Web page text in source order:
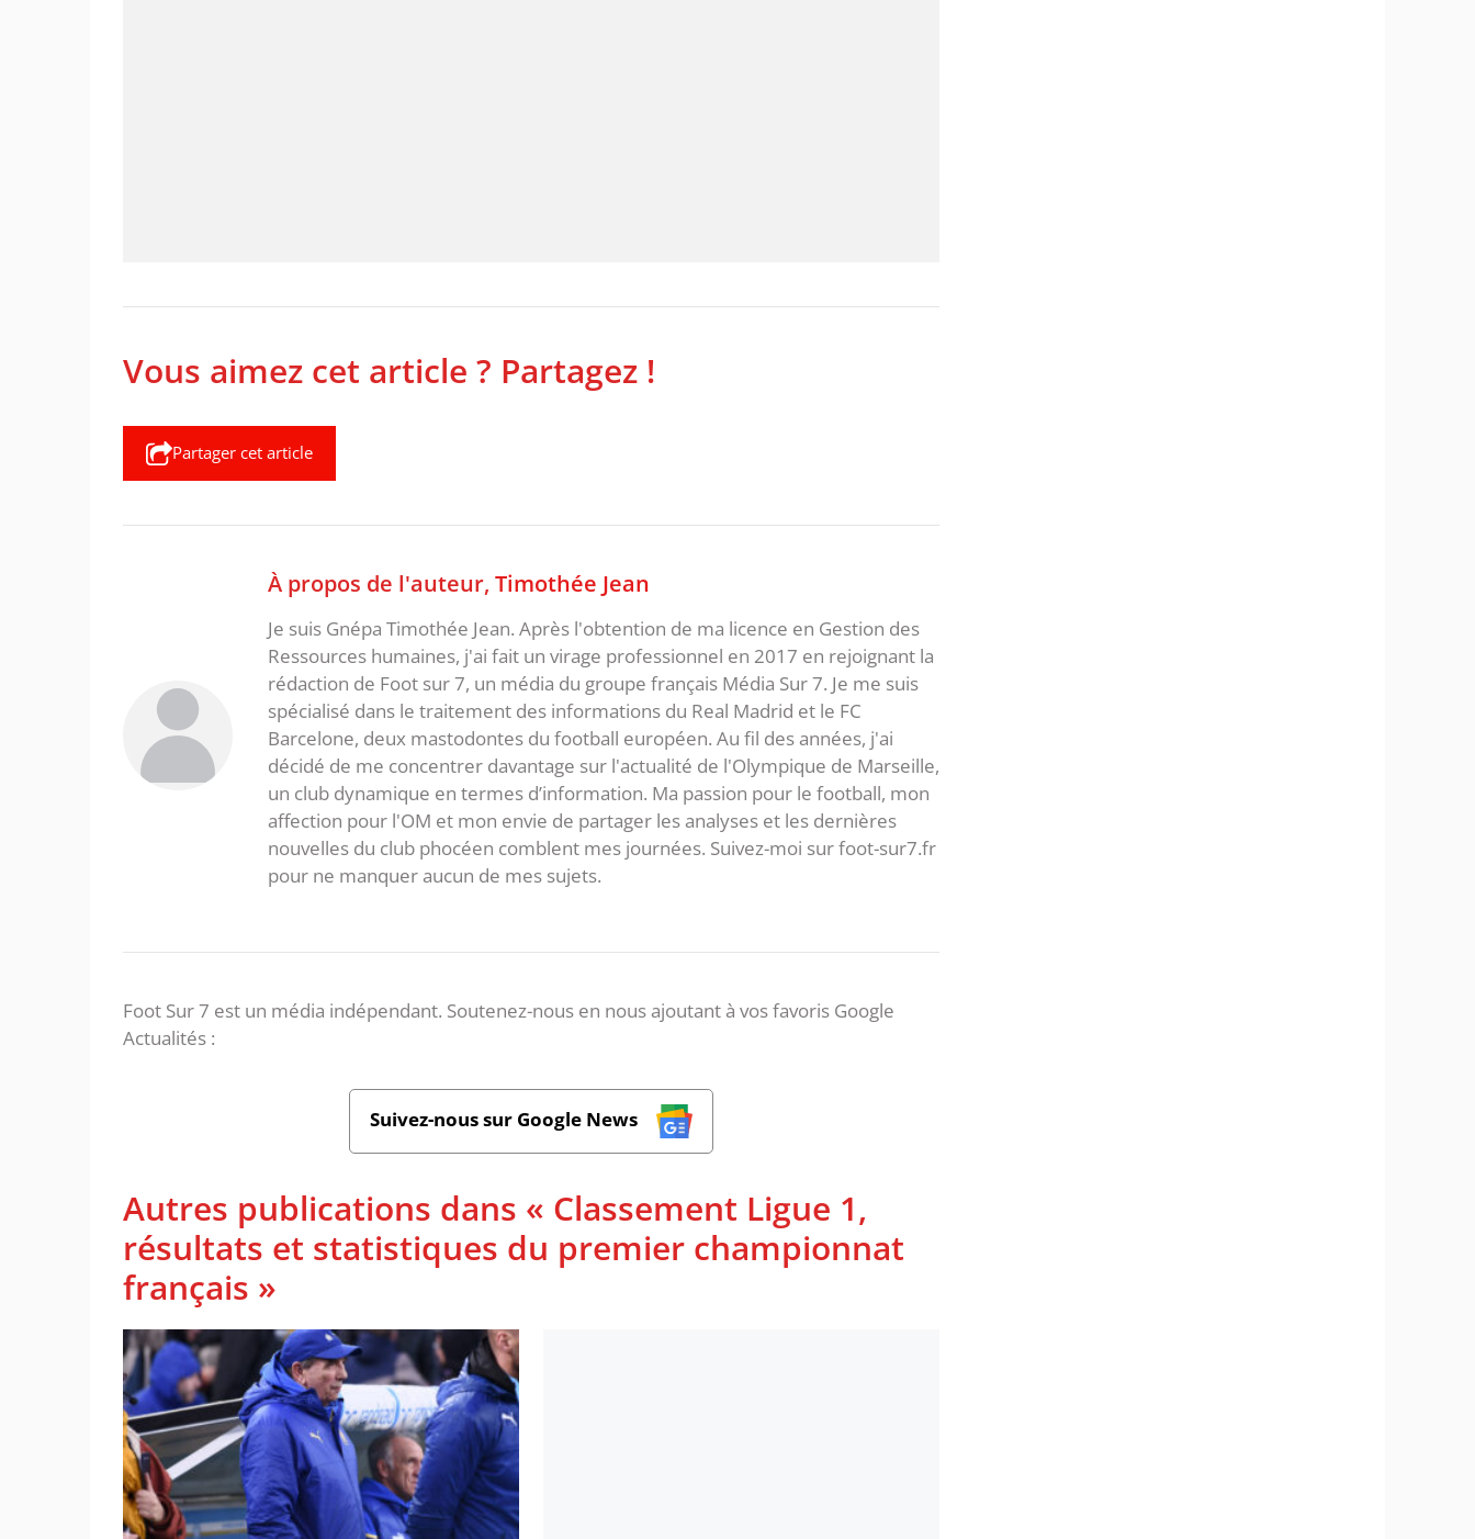
Vous aimez cet article ? Partagez !
Partager cet article
À propos de l'auteur, Timothée Jean
Je suis Gnépa Timothée Jean. Après l'obtention de ma licence en Gestion des
Ressources humaines, j'ai fait un virage professionnel en 2017 en rejoignant la
rédaction de Foot sur 7, un média du groupe français Média Sur 7. Je me suis
spécialisé dans le traitement des informations du Real Madrid et le FC
Barcelone, deux mastodontes du football européen. Au fil des années, j'ai
décidé de me concentrer davantage sur l'actualité de l'Olympique de Marseille,
un club dynamique en termes d’information. Ma passion pour le football, mon
affection pour l'OM et mon envie de partager les analyses et les dernières
nouvelles du club phocéen comblent mes journées. Suivez-moi sur foot-sur7.fr
pour ne manquer aucun de mes sujets.
Foot Sur 7 est un média indépendant. Soutenez-nous en nous ajoutant à vos favoris Google
Actualités :
Suivez-nous sur Google News
Autres publications dans « Classement Ligue 1,
résultats et statistiques du premier championnat
français »